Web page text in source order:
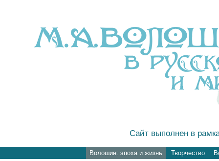
Сайт выполнен в
Волошин: эпоха и жизнь Творчество